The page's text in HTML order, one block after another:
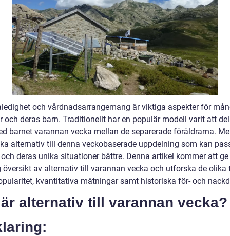
och vårdnadsarrangemang är viktiga aspekter för
och deras barn. Traditionellt har en populär modell varit att
barnet varannan vecka mellan de separerade föräldrarna.
alternativ till denna veckobaserade uppdelning som kan
deras unika situationer bättre. Denna artikel kommer att ge
översikt av alternativ till varannan vecka och utforska de olika
kvantitativa mätningar samt historiska för- och
alternativ till varannan vecka?